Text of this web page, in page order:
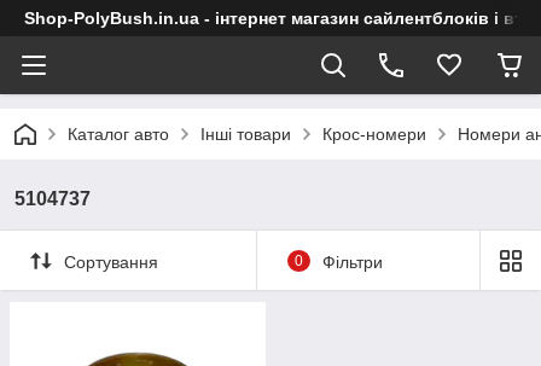
Shop-PolyBush.in.ua - інтернет магазин сайлентблоків і
Каталог авто Інші товари Крос-номери Номери
5104737
Сортування 0 Фільтри